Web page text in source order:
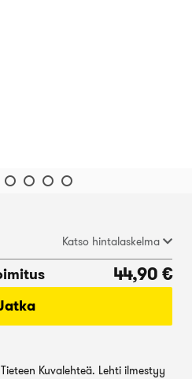
Katso hintalaskelma
44,90 €
Kuvalehteä. Lehti ilmestyy